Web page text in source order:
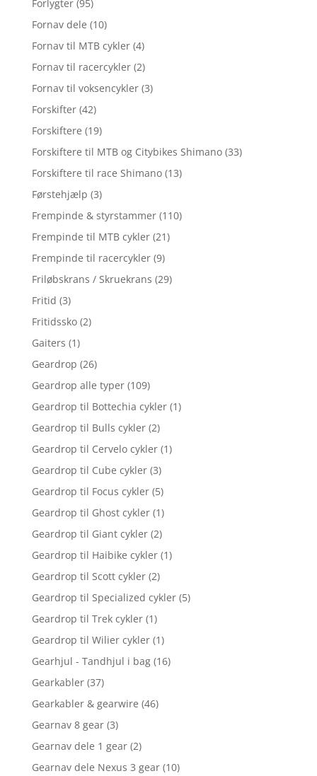
Forlygter (95)
Fornav dele (10)
Fornav til MTB cykler (4)
Fornav til racercykler (2)
Fornav til voksencykler (3)
Forskifter (42)
Forskiftere (19)
Forskiftere til MTB og Citybikes Shimano (33)
Forskiftere til race Shimano (13)
Førstehjælp (3)
Frempinde & styrstammer (110)
Frempinde til MTB cykler (21)
Frempinde til racercykler (9)
Friløbskrans / Skruekrans (29)
Fritid (3)
Fritidssko (2)
Gaiters (1)
Geardrop (26)
Geardrop alle typer (109)
Geardrop til Bottechia cykler (1)
Geardrop til Bulls cykler (2)
Geardrop til Cervelo cykler (1)
Geardrop til Cube cykler (3)
Geardrop til Focus cykler (5)
Geardrop til Ghost cykler (1)
Geardrop til Giant cykler (2)
Geardrop til Haibike cykler (1)
Geardrop til Scott cykler (2)
Geardrop til Specialized cykler (5)
Geardrop til Trek cykler (1)
Geardrop til Wilier cykler (1)
Gearhjul - Tandhjul i bag (16)
Gearkabler (37)
Gearkabler & gearwire (46)
Gearnav 8 gear (3)
Gearnav dele 1 gear (2)
Gearnav dele Nexus 3 gear (10)